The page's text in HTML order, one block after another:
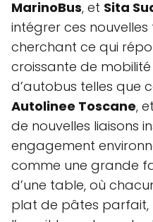
MarinoBus, et Sita
intégrer ces
cherchant ce qui
croissante de mobilité
d’autobus telles que
Autolinee Toscane, et
de nouvelles liaisons
engagement
comme une grande
d’une table, où
plat de pâtes